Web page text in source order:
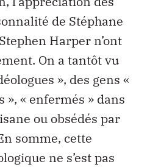
de Stéphane
Harper n’ont
On a tantôt vu
», des gens «
», « enfermés » dans
ou obsédés par
somme, cette
ne s’est pas